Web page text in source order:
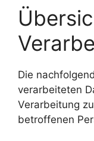
Die
verarbeiteten
Verarbeitung
betroffenen